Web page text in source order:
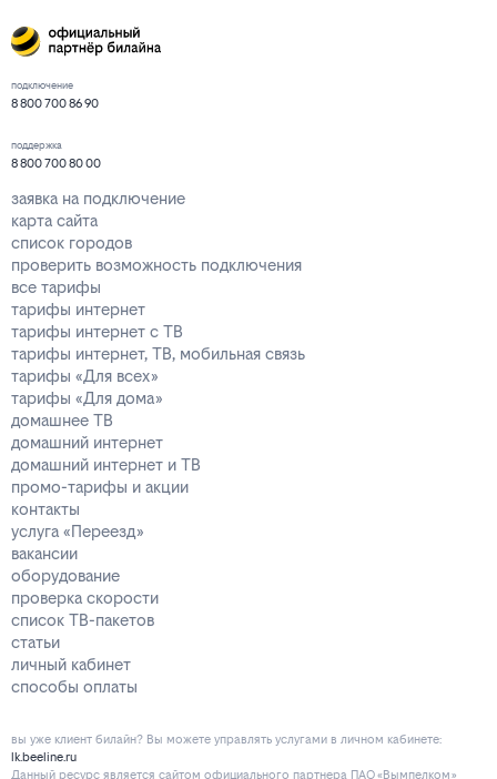
подключение
8 800 700 86 90
поддержка
8 800 700 80 00
заявка на подключение
карта сайта
список городов
проверить возможность подключения
все тарифы
тарифы интернет
тарифы интернет с ТВ
тарифы интернет, ТВ, мобильная связь
тарифы «Для всех»
тарифы «Для дома»
домашнее ТВ
домашний интернет
домашний интернет и ТВ
промо-тарифы и акции
контакты
услуга «Переезд»
вакансии
оборудование
проверка скорости
список ТВ-пакетов
статьи
личный кабинет
способы оплаты
вы уже клиент билайн? Вы можете управлять услугами в личнoм кaбинeтe:
lk.beeline.ru
Данный ресурс является сайтом официального партнера ПАО «Вымпелком»